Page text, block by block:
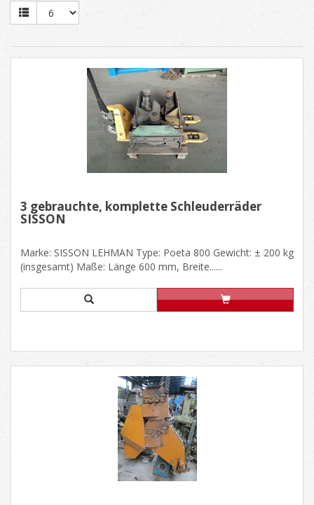
3 gebrauchte, komplette Schleuderräder
SISSON
Marke: SISSON LEHMAN Type: Poeta 800 Gewicht: ± 200 kg
(insgesamt) Maße: Länge 600 mm, Breite......